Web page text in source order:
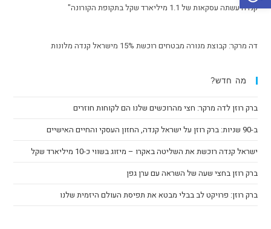
קנדה עשתה עסקאות של 1.1 מיליארד שקל בתקופת הקורונה"
דה מרקר: קבוצת מנורה מבטחים רוכשת 15% מישראל קנדה מלונות
מה חדש?
ברק רוזן לדה מרקר: חצי מהרוכשים שלנו הם לקוחות חוזרים
ב-90 שניות: ברק רוזן על ישראל קנדה, החזון העסקי והחיים האישיים
ישראל קנדה רוכשת את השליטה באקרו – מיזוג בשווי כ-10 מיליארד שקל
ברק רוזן בחצי שעה של השראה עם ערן גפן
ברק רוזן: פרויקט לב בבלי מבטא את תפיסת העולם היזמית שלנו